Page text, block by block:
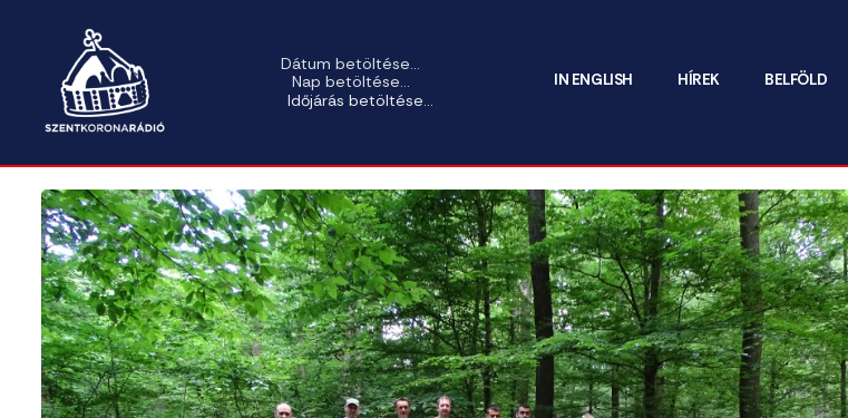
Dátum betöltése...
Nap betöltése...
Időjárás betöltése...
IN ENGLISH HÍREK BELFÖLD